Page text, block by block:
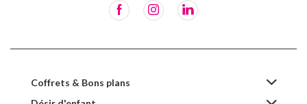
Coffrets & Bons plans